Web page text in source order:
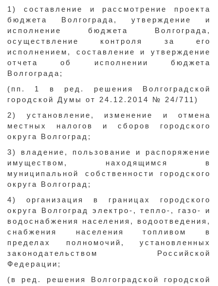
1) составление и рассмотрение проекта
бюджета Волгограда, утверждение и
исполнение бюджета Волгограда,
осуществление контроля за его
исполнением, составление и утверждение
отчета об исполнении бюджета
Волгограда;
(пп. 1 в ред. решения Волгоградской
городской Думы от 24.12.2014 № 24/711)
2) установление, изменение и отмена
местных налогов и сборов городского
округа Волгоград;
3) владение, пользование и распоряжение
имуществом, находящимся в
муниципальной собственности городского
округа Волгоград;
4) организация в границах городского
округа Волгоград электро-, тепло-, газо- и
водоснабжения населения, водоотведения,
снабжения населения топливом в
пределах полномочий, установленных
законодательством Российской
Федерации;
(в ред. решения Волгоградской городской